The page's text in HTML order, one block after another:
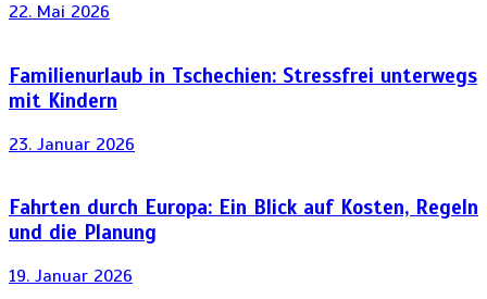
22. Mai 2026
Familienurlaub in Tschechien: Stressfrei unterwegs
mit Kindern
23. Januar 2026
Fahrten durch Europa: Ein Blick auf Kosten, Regeln
und die Planung
19. Januar 2026